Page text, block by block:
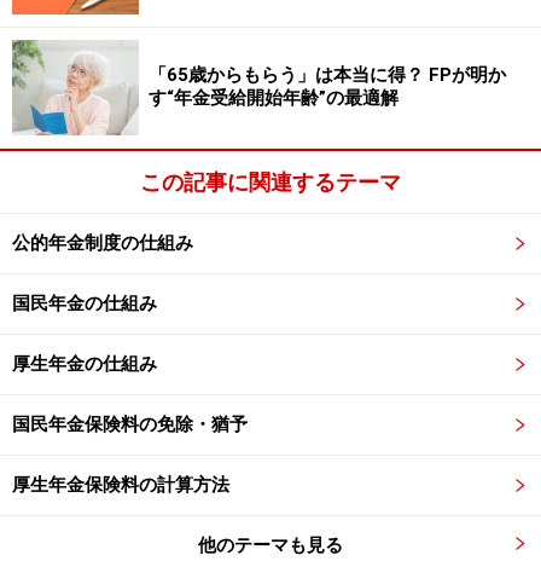
配偶者控除とは？ 初心者に分かりやすく説明
扶養控除申告書とは？ 初心者に分かりやすく説明
※記事内容は執筆時点のものです。最新の内容をご確認くださ
本記事の内容は一般的な情報提供を目的としており、特定の金融
投資や資産運用に関する最終的なご判断はご自身の責任において
行ってください。
掲載情報の正確性・完全性については十分に配慮しております
が、その内容を保証するものではなく、これに基づく損失・損害
などについて当社は一切の責任を負いません。
最新の情報や詳細については、必ず各金融機関やサービス提供者
の公式情報をご確認ください。
【編集部からのお知らせ】
※抽選で20名にAmazonギフト券1000円分プレゼント
※謝礼付きの限定アンケートやモニター企画に参加が可能に
「65歳からもらう」は本当に得？ FPが明か
す“年金受給開始年齢”の最適解
この記事に関連するテーマ
公的年金制度の仕組み
国民年金の仕組み
厚生年金の仕組み
国民年金保険料の免除・猶予
厚生年金保険料の計算方法
他のテーマも見る